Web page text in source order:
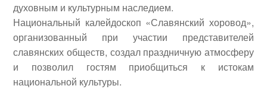
духовным и культурным наследием.
Национальный калейдоскоп «Славянский хоровод»,
организованный при участии представителей
славянских обществ, создал праздничную атмосферу
и позволил гостям приобщиться к истокам
национальной культуры.